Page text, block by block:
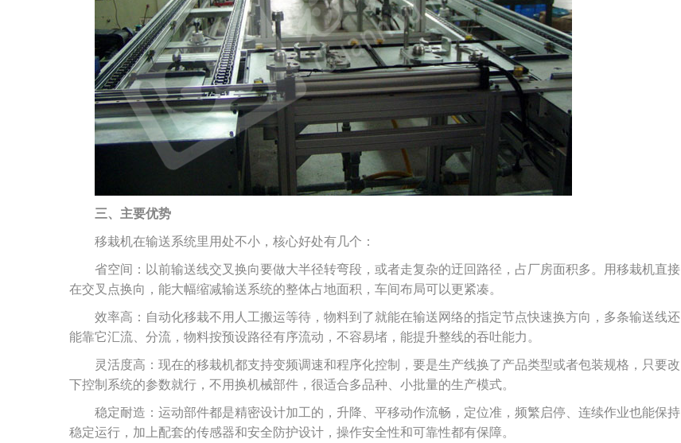
三、主要优势
移栽机在输送系统里用处不小，核心好处有几个：
省空间：以前输送线交叉换向要做大半径转弯段，或者走复杂的迂回路径，占厂房面积多。用移栽机直接
在交叉点换向，能大幅缩减输送系统的整体占地面积，车间布局可以更紧凑。
效率高：自动化移栽不用人工搬运等待，物料到了就能在输送网络的指定节点快速换方向，多条输送线还
能靠它汇流、分流，物料按预设路径有序流动，不容易堵，能提升整线的吞吐能力。
灵活度高：现在的移栽机都支持变频调速和程序化控制，要是生产线换了产品类型或者包装规格，只要改
下控制系统的参数就行，不用换机械部件，很适合多品种、小批量的生产模式。
稳定耐造：运动部件都是精密设计加工的，升降、平移动作流畅，定位准，频繁启停、连续作业也能保持
稳定运行，加上配套的传感器和安全防护设计，操作安全性和可靠性都有保障。